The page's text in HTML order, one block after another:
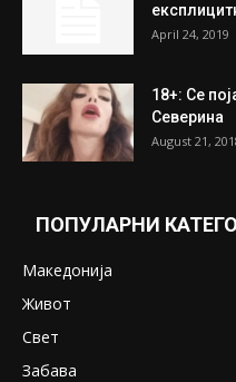
April 24, 2019
18+: Се
Северина
August 21,
ПОПУЛАРНИ
Македонија
Живот
Свет
Забава